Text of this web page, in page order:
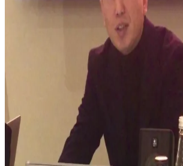
香江寄語
北京觀察
比爾曼自傳
潤南文苑
胡平論政
香江寄語
北京觀察
比爾曼自傳